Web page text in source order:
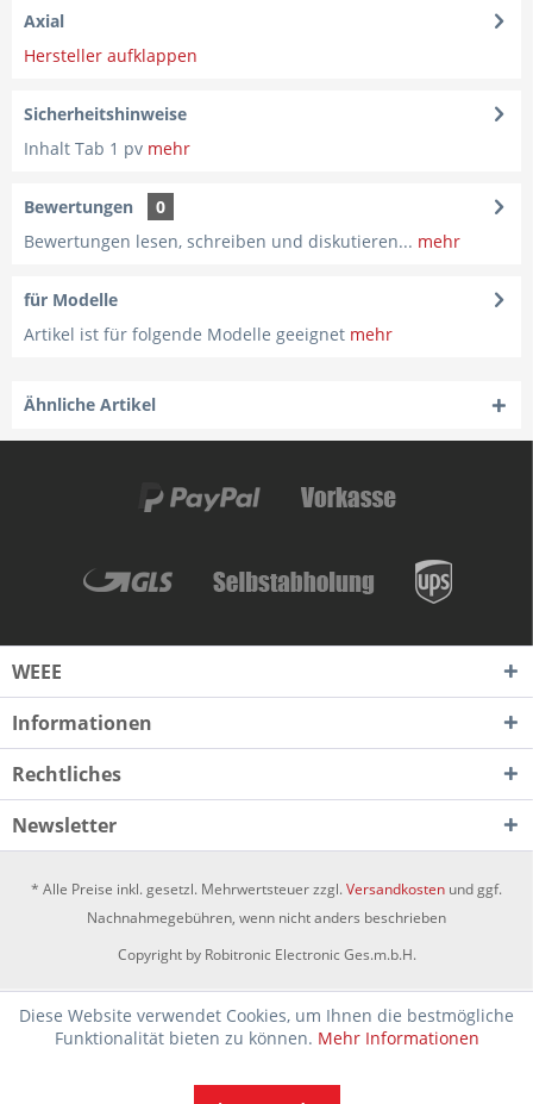
Axial
Hersteller aufklappen
Sicherheitshinweise
Inhalt Tab 1 pv mehr
Bewertungen
0
Bewertungen lesen, schreiben und diskutieren... mehr
für Modelle
Artikel ist für folgende Modelle geeignet mehr
Ähnliche Artikel
WEEE
Informationen
Rechtliches
Newsletter
* Alle Preise inkl. gesetzl. Mehrwertsteuer zzgl.Versandkosten und ggf.
Nachnahmegebühren, wenn nicht anders beschrieben
Copyright by Robitronic Electronic Ges.m.b.H.
Diese Website verwendet Cookies, um Ihnen die bestmögliche
Funktionalität bieten zu können. Mehr Informationen